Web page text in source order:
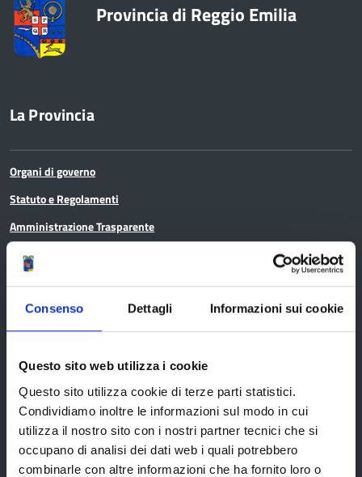
Consenso Dettagli Informazioni sui cookie
Questo sito web utilizza i cookie
Questo sito utilizza cookie di terze parti statistici.
Condividiamo inoltre le informazioni sul modo in cui
utilizza il nostro sito con i nostri partner tecnici che si
occupano di analisi dei dati web i quali potrebbero
combinarle con altre informazioni che ha fornito loro o
Provincia di Reggio Emilia
La Provincia
Organi di governo
Statuto e Regolamenti
Amministrazione Trasparente
Uffici e orari
Edifici e Parchi
Elezioni
Bandi e avvisi
Bandi di gara